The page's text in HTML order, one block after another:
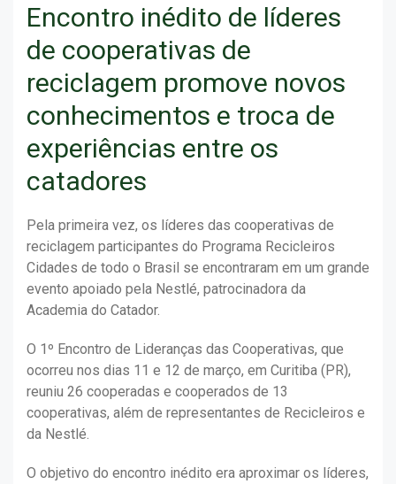
Encontro inédito de líderes
de cooperativas de
reciclagem promove novos
conhecimentos e troca de
experiências entre os
catadores
Pela primeira vez, os líderes das cooperativas de
reciclagem participantes do Programa Recicleiros
Cidades de todo o Brasil se encontraram em um grande
evento apoiado pela Nestlé, patrocinadora da
Academia do Catador.
O 1º Encontro de Lideranças das Cooperativas, que
ocorreu nos dias 11 e 12 de março, em Curitiba (PR),
reuniu 26 cooperadas e cooperados de 13
cooperativas, além de representantes de Recicleiros e
da Nestlé.
O objetivo do encontro inédito era aproximar os líderes,